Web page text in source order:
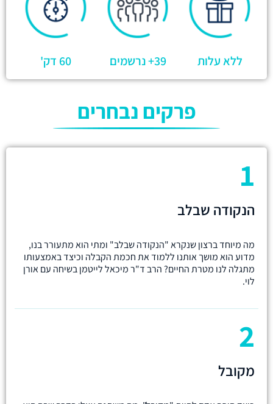
ללא עלות 39+ נרשמים 60 דק'
פרקים נבחרים
1
הנקודה שבלב
מה מיוחד ברצון שנקרא "הנקודה שבלב" ומתי הוא מתעורר בנו,
מדוע הוא מושך אותנו ללמוד את חכמת הקבלה וכיצד באמצעותו
מתגלה לנו מטרת החיים? הרב ד"ר מיכאל לייטמן בשיחה עם אורן
לוי.
2
מקובל